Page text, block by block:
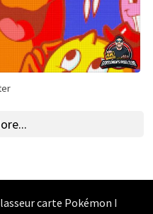
carte Pokémon I